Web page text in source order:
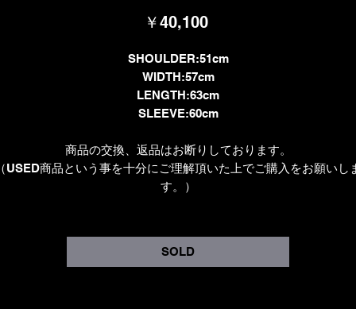
￥40,100価
SHOULDER:51cm
WIDTH:57cm
LENGTH:63cm
SLEEVE:60cm
商品の交換、返品はお断りしております。
（USED商品という事を十分にご理解頂いた上でご購入をお願いし
す。）
SOLD